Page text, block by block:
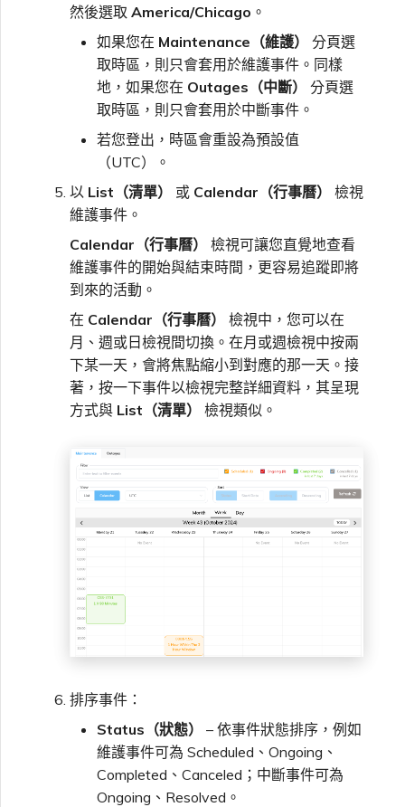
然後選取 America/Chicago 。
如果您在 Maintenance（維護）
分頁選
取時區，則只會套用於維護事件。同樣
地，如果您在 Outages（中斷）
分頁選
取時區，則只會套用於中斷事件。
若您登出，時區會重設為預設值
（UTC）。
以 List（清單） 或 Calendar（行事曆）
檢視
維護事件。
Calendar（行事曆）
檢視可讓您直覺地查看
維護事件的開始與結束時間，更容易追蹤即將
到來的活動。
在 Calendar（行事曆）
檢視中，您可以在
月、週或日檢視間切換。在月或週檢視中按兩
下某一天，會將焦點縮小到對應的那一天。接
著，按一下事件以檢視完整詳細資料，其呈現
方式與 List（清單） 檢視類似。
排序事件：
Status（狀態）
– 依事件狀態排序，例如
維護事件可為 Scheduled、Ongoing、
Completed、Canceled；中斷事件可為
Ongoing、Resolved。